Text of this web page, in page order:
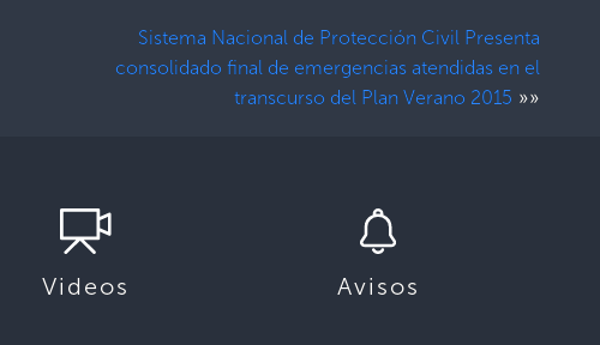
Sistema Nacional de Protección Civil Presenta
consolidado final de emergencias atendidas en el
transcurso del Plan Verano 2015 »»
Videos Avisos